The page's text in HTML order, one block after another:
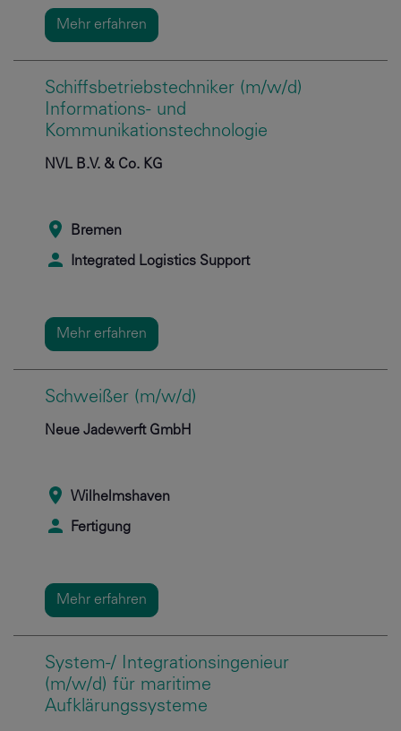
Mehr erfahren
Schiffsbetriebstechniker (m/w/d)
Informations- und
Kommunikationstechnologie
NVL B.V. & Co. KG
Bremen
Integrated Logistics Support
Mehr erfahren
Schweißer (m/w/d)
Neue Jadewerft GmbH
Wilhelmshaven
Fertigung
Mehr erfahren
System-/ Integrationsingenieur
(m/w/d) für maritime
Aufklärungssysteme